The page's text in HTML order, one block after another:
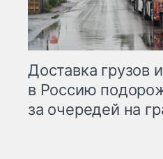
Доставка грузов
в Россию
за очередей на